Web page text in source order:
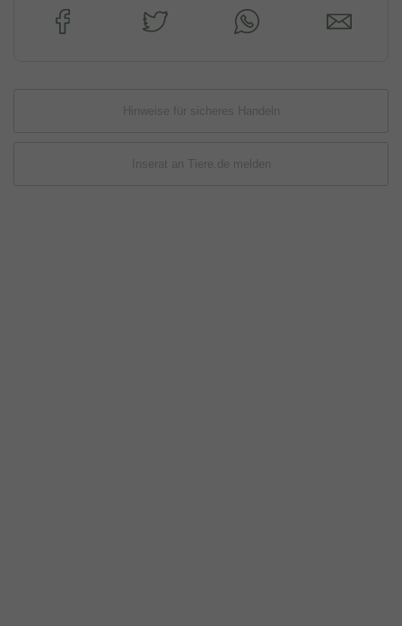
Hinweise für sicheres Handeln
Inserat an Tiere.de melden